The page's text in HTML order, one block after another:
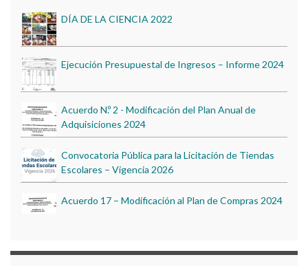
Adquisiciones 2024
Convocatoria Pública para la Licitación de Tiendas
Escolares – Vigencia 2026
Acuerdo 17 – Modificación al Plan de Compras 2024